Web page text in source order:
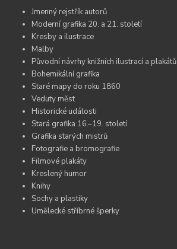
Jmenný rejstřík autorů
Moderní grafika 20. a 21. století
Kresby a ilustrace
Malby
Původní návrhy knižních ilustrací a plakátů
Bohemikální grafika
Staré mapy do roku 1860
Veduty měst
Historické události
Stará grafika 16.–19. století
Grafika starých mistrů
Fotografie a bromografie
Filmové plakáty
Kreslený humor
Knihy
Sochy a plastiky
Umělecké stříbrné šperky